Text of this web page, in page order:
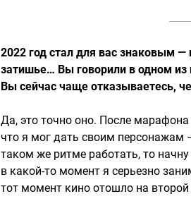
2022 год стал для вас знаковым
затишье… Вы говорили в одном из
Вы сейчас чаще отказываетесь,
Да, это точно оно. После марафона
что я мог дать своим персонажам
таком же ритме работать, то
в какой-то момент я серьезно
тот момент кино отошло на второй